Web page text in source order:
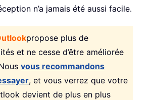
n’a jamais été aussi facile.
propose plus de
et ne cesse d’être améliorée
vous recommandons
, et vous verrez que votre
devient de plus en plus